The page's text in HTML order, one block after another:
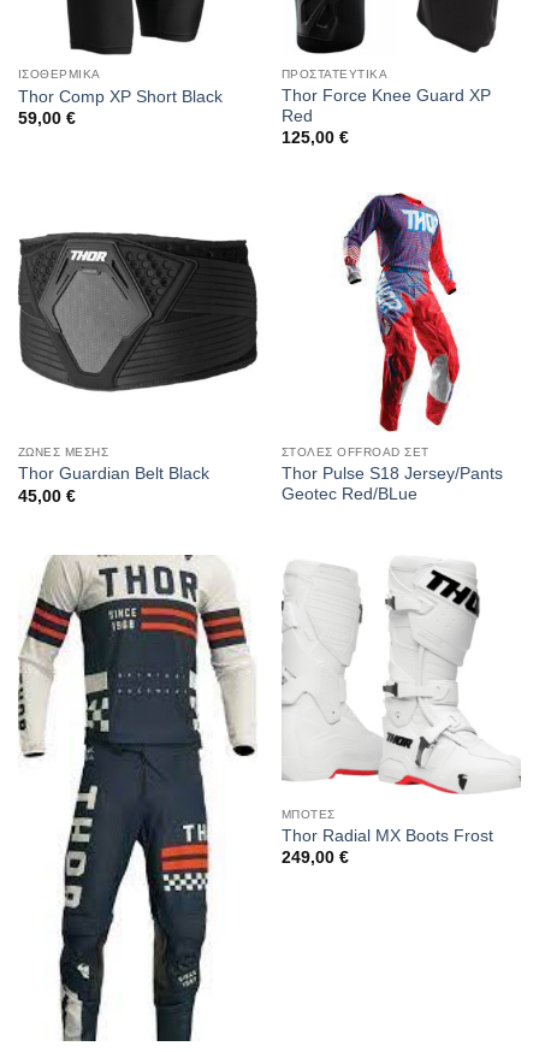
ΙΣΟΘΕΡΜΙΚΑ
Thor Comp XP Short Black
59,00 €
ΠΡΟΣΤΑΤΕΥΤΙΚΑ
Thor Force Knee Guard XP
Red
125,00 €
ΖΩΝΕΣ ΜΕΣΗΣ
Thor Guardian Belt Black
45,00 €
ΣΤΟΛΕΣ OFFROAD ΣΕΤ
Thor Pulse S18 Jersey/Pants
Geotec Red/BLue
ΜΠΟΤΕΣ
Thor Radial MX Boots Frost
249,00 €